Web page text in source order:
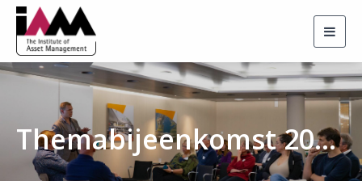
Themabijeenkomst 2024:Wijzigingen in de ISO 550000